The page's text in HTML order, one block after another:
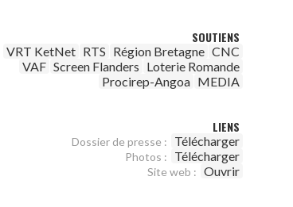
SOUTIENS
VRT KetNet RTS Région Bretagne CNC
VAF Screen Flanders Loterie Romande
Procirep-Angoa MEDIA
LIENS
Dossier de presse : Télécharger
Photos : Télécharger
Site web : Ouvrir